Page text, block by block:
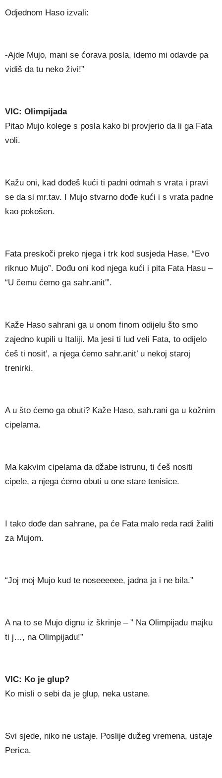
Odjednom Haso izvali:
-Ajde Mujo, mani se ćorava posla, idemo mi odavde pa
vidiš da tu neko živi!”
VIC: Olimpijada
Pitao Mujo kolege s posla kako bi provjerio da li ga Fata
voli.
Kažu oni, kad dođeš kući ti padni odmah s vrata i pravi
se da si mr.tav. I Mujo stvarno dođe kući i s vrata padne
kao pokošen.
Fata preskoči preko njega i trk kod susjeda Hase, “Evo
riknuo Mujo”. Dođu oni kod njega kući i pita Fata Hasu –
“U čemu ćemo ga sahr.anit'”.
Kaže Haso sahrani ga u onom finom odijelu što smo
zajedno kupili u Italiji. Ma jesi ti lud veli Fata, to odijelo
ćeš ti nosit’, a njega ćemo sahr.anit’ u nekoj staroj
trenirki.
A u što ćemo ga obuti? Kaže Haso, sah.rani ga u kožnim
cipelama.
Ma kakvim cipelama da džabe istrunu, ti ćeš nositi
cipele, a njega ćemo obuti u one stare tenisice.
I tako dođe dan sahrane, pa će Fata malo reda radi žaliti
za Mujom.
“Joj moj Mujo kud te noseeeeee, jadna ja i ne bila.”
A na to se Mujo dignu iz škrinje – ” Na Olimpijadu majku
ti j…, na Olimpijadu!”
VIC: Ko je glup?
Ko misli o sebi da je glup, neka ustane.
Svi sjede, niko ne ustaje. Poslije dužeg vremena, ustaje
Perica.